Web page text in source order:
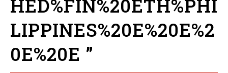
HED%FIN%20ETH%PHI
LIPPINES%20E%20E%2
0E%20E ”